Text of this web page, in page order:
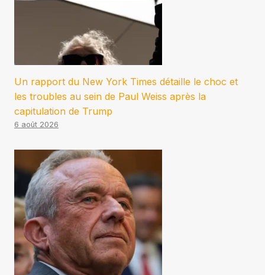
Un rapport du New York Times détaille le choc et
les troubles au sein de Paul Weiss après la
capitulation de Trump
6 août 2026